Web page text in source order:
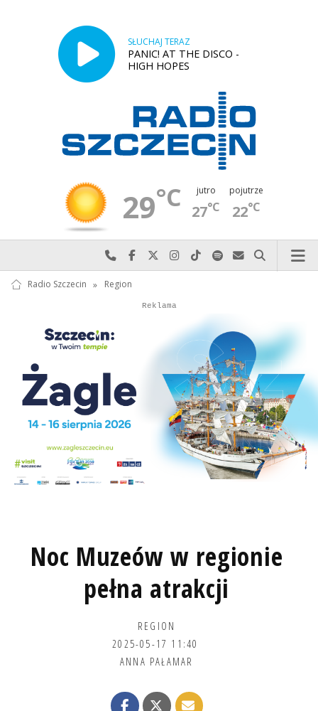
SŁUCHAJ TERAZ
PANIC! AT THE DISCO -
HIGH HOPES
29°C jutro
27°C
pojutrze
22°C
Najlepiej po prostu do nas zadzwoń
Odwiedź nas na Facebook-u
Odwiedź nas na X
Odwiedź nas na Instagram-ie
Odwiedź nas na TikTok-u
Szukaj nas na Spotify
Wyślij do nas
Szukaj
Radio Szczecin » Region
Autopromocja
Reklama
Noc Muzeów w regionie
pełna atrakcji
REGION
2025-05-17 11:40
ANNA PAŁAMAR